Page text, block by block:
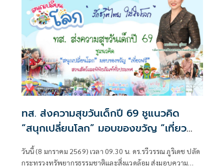
ทส. ส่งความสุขวันเด็กปี 69 ชูแนวคิด
“สนุกเปลี่ยนโลก” มอบของขวัญ “เที่ยว
ฟรี” สวนสัตว์และพิพิธภัณฑ์ทั่วประเทศ
วันนี้ (8 มกราคม 2569) เวลา 09.30 น. ดร.รวีวรรณ ภูริเดช ปลัด
กระทรวงทรัพยากรธรรมชาติและสิ่งแวดล้อม ส่งมอบความ